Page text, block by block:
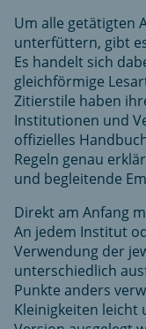
Um alle getätigten
unterfüttern, gibt
Es handelt sich
gleichförmige
Zitierstile haben
Institutionen und
offizielles
Regeln genau
und begleitende
Direkt am Anfang
An jedem Institut
Verwendung der
unterschiedlich
Punkte anders
Kleinigkeiten leicht